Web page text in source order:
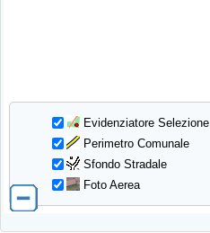
Evidenziatore Selezione
Perimetro Comunale
Sfondo Stradale
Foto Aerea